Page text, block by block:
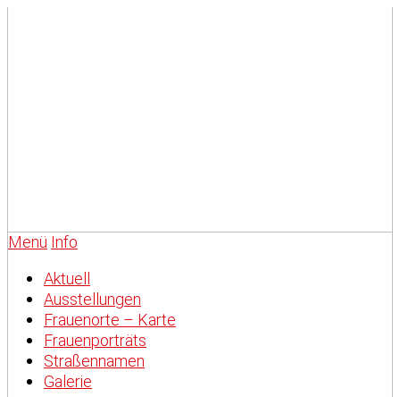
Menü Info
Aktuell
Ausstellungen
Frauenorte – Karte
Frauenporträts
Straßennamen
Galerie